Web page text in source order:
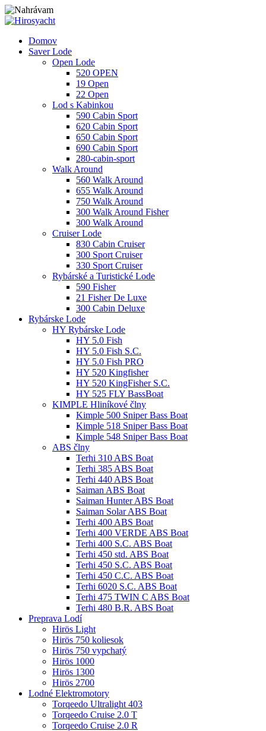
Domov
Saver Lode
Open Lode
520 OPEN
19 Open
22 Open
Lod s Kabinkou
590 Cabin Sport
620 Cabin Sport
650 Cabin Sport
690 Cabin Sport
280-cabin-sport
Walk Around
560 Walk Around
655 Walk Around
750 Walk Around
300 Walk Around Fisher
300 Walk Around
Cruiser Lode
830 Cabin Cruiser
300 Sport Cruiser
330 Sport Cruiser
Rybárské a Turistické Lode
590 Fisher
21 Fisher De Luxe
300 Cabin Deluxe
Rybárske Lode
HY Rybárske Lode
HY 5.0 Fish
HY 5.0 Fish S.C.
HY 5.0 Fish PRO
HY 520 Kingfisher
HY 520 KingFisher S.C.
HY 525 FLY BassBoat
KIMPLE Hliníkové člny
Kimple 500 Sniper Bass Boat
Kimple 518 Sniper Bass Boat
Kimple 548 Sniper Bass Boat
ABS člny
Terhi 310 ABS Boat
Terhi 385 ABS Boat
Terhi 440 ABS Boat
Saiman ABS Boat
Saiman Hunter ABS Boat
Saiman Solar ABS Boat
Terhi 400 ABS Boat
Terhi 400 VERDE ABS Boat
Terhi 400 S.C. ABS Boat
Terhi 450 std. ABS Boat
Terhi 450 S.C. ABS Boat
Terhi 450 C.C. ABS Boat
Terhi 6020 S.C. ABS Boat
Terhi 475 TWIN C ABS Boat
Terhi 480 B.R. ABS Boat
Preprava Lodí
Hirös Light
Hirös 750 koliesok
Hirös 750 vypchatý
Hirös 1000
Hirös 1300
Hirös 2700
Lodné Elektromotory
Torqeedo Ultralight 403
Torqeedo Cruise 2.0 T
Torqeedo Cruise 2.0 R